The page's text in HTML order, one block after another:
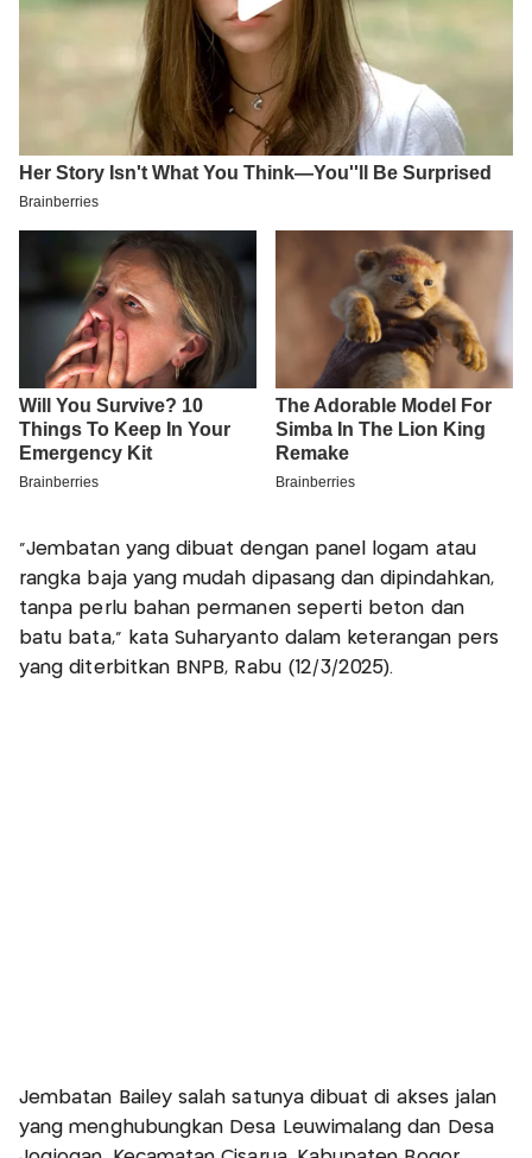
"Jembatan yang dibuat dengan panel logam atau
rangka baja yang mudah dipasang dan dipindahkan,
tanpa perlu bahan permanen seperti beton dan
batu bata," kata Suharyanto dalam keterangan pers
yang diterbitkan BNPB, Rabu (12/3/2025).
Jembatan Bailey salah satunya dibuat di akses jalan
yang menghubungkan Desa Leuwimalang dan Desa